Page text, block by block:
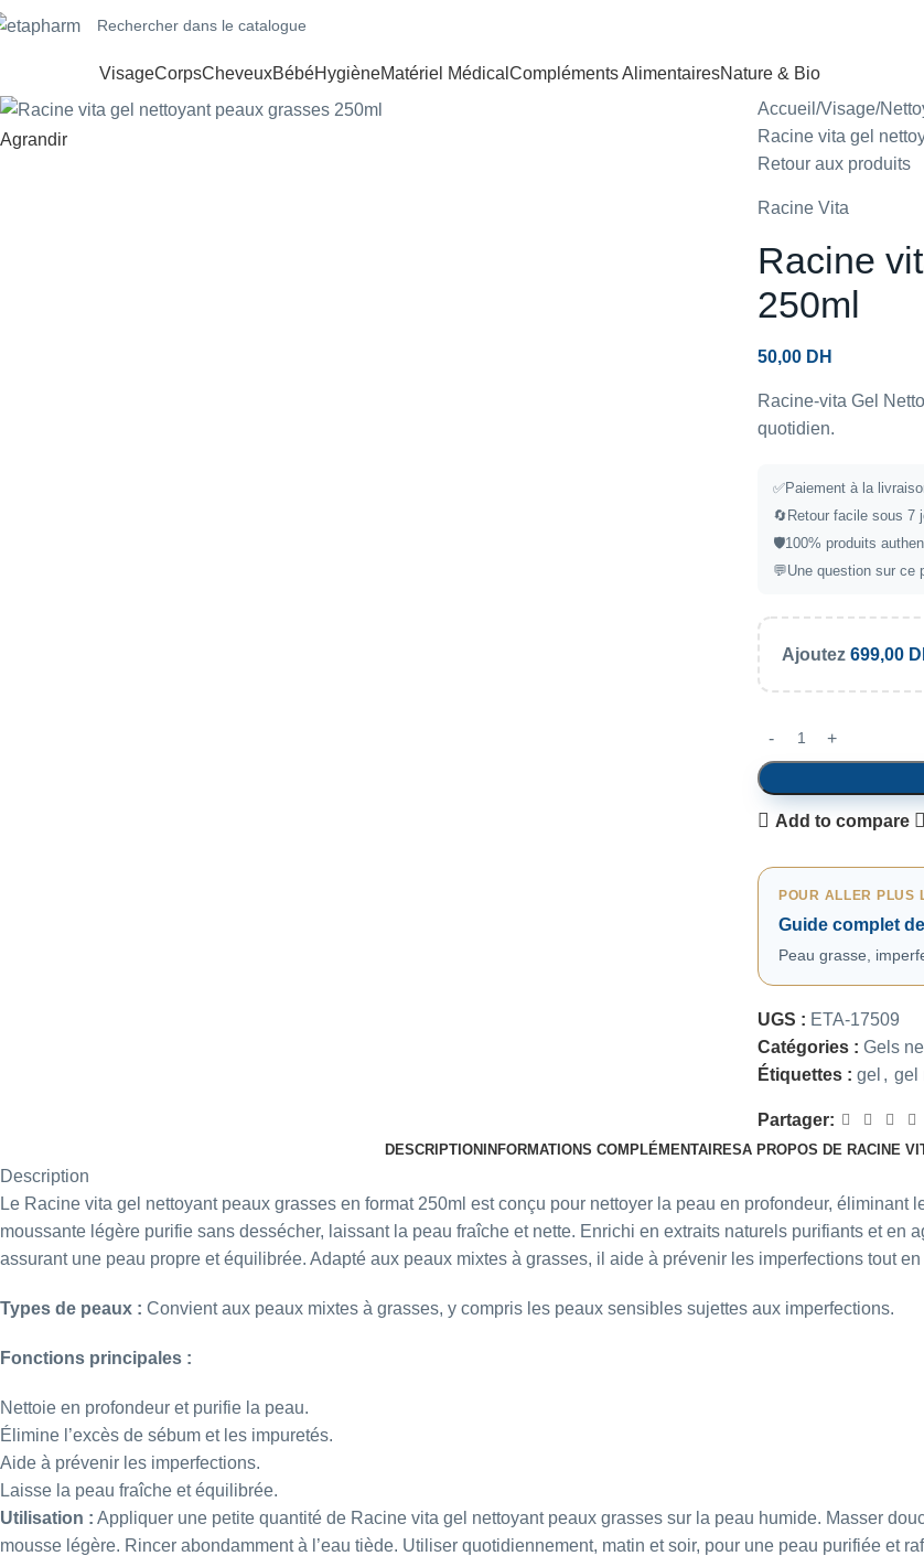
VisageCorpsCheveuxBébéHygièneMatériel Médical Compléments AlimentairesNature & Bio
Agrandir
Accueil Visage
Racine vita gel
Retour aux produits
Racine Vita
Racine
250ml
50,00 DH
Racine-vita Gel
quotidien.
✅Paiement à la
🔄 Retour facile sous 7
🛡️100% produits
💬Une question sur ce
Ajoutez 699,00
Add to compare
POUR ALLER PLUS
Guide complet
Peau grasse,
UGS : ETA-17509
Catégories : Gels
Étiquettes : gel , gel
Partager:
DESCRIPTION INFORMATIONS COMPLÉMENTAIRESA PROPOS DE RACINE
Description
Le Racine vita gel nettoyant peaux grasses en format 250ml est conçu pour nettoyer la peau en profondeur,
moussante légère purifie sans dessécher, laissant la peau fraîche et nette. Enrichi en extraits naturels purifiants et
assurant une peau propre et équilibrée. Adapté aux peaux mixtes à grasses, il aide à prévenir les imperfections tout
Types de peaux : Convient aux peaux mixtes à grasses, y compris les peaux sensibles sujettes aux imperfections.
Fonctions principales :
Nettoie en profondeur et purifie la peau.
Élimine l’excès de sébum et les impuretés.
Aide à prévenir les imperfections.
Laisse la peau fraîche et équilibrée.
Utilisation : Appliquer une petite quantité de Racine vita gel nettoyant peaux grasses sur la peau humide. Masser
mousse légère. Rincer abondamment à l’eau tiède. Utiliser quotidiennement, matin et soir, pour une peau purifiée et